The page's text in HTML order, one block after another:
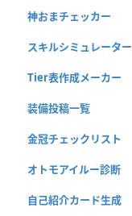
神おまチェッカー
スキルシミュレーター
Tier表作成メーカー
装備投稿一覧
金冠チェックリスト
オトモアイルー診断
自己紹介カード生成